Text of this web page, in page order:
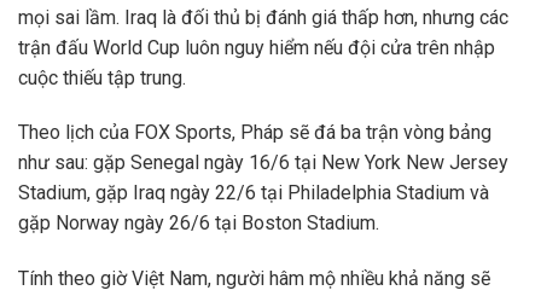
mọi sai lầm. Iraq là đối thủ bị đánh giá thấp hơn, nhưng các
trận đấu World Cup luôn nguy hiểm nếu đội cửa trên nhập
cuộc thiếu tập trung.
Theo lịch của FOX Sports, Pháp sẽ đá ba trận vòng bảng
như sau: gặp Senegal ngày 16/6 tại New York New Jersey
Stadium, gặp Iraq ngày 22/6 tại Philadelphia Stadium và
gặp Norway ngày 26/6 tại Boston Stadium.
Tính theo giờ Việt Nam, người hâm mộ nhiều khả năng sẽ